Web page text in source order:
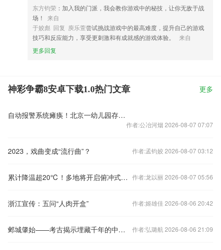
东方钧荣 ：加入我的门派，我会教你游戏中的秘技，让你无敌于战
场！
来自
于姣彪 回复 庾乐萱尝试挑战游戏中的最高难度，提升自己的游戏
技巧和反应能力，享受更刺激和有成就感的游戏体验。
来自
更多回复
神彩争霸8安卓下载1.0热门文章 更多
自动报警系统瘫痪！北京一幼儿园存重大火灾隐患
作者:公冶河烟 2026-08-07 07:07
2023，戏曲变成“流行曲”？ 作者:孟钧姣 2026-08-07 03:12
累计降温超20℃！多地将开启俯冲式降温 作者:龙以丽 2026-08-07 05:56
浙江宣传：五问“人肉开盒” 作者:姬雄佳 2026-08-06 20:42
邺城肇始——考古揭示埋藏千年的中国都城秘密 作者:弘璐航 2026-08-06 21:09